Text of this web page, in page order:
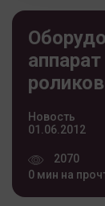
Новость
01.06.2012
2070
0 мин на